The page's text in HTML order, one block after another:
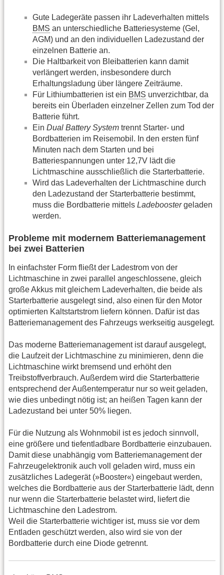
Gute Ladegeräte passen ihr Ladeverhalten mittels
BMS an unterschiedliche Batteriesysteme (Gel,
AGM) und an den individuellen Ladezustand der
einzelnen Batterie an.
Die Haltbarkeit von Bleibatterien kann damit
verlängert werden, insbesondere durch
Erhaltungsladung über längere Zeiträume.
Für Lithiumbatterien ist ein BMS unverzichtbar, da
bereits ein Überladen einzelner Zellen zum Tod der
Batterie führt.
Ein Dual Battery System trennt Starter- und
Bordbatterien im Reisemobil. In den ersten fünf
Minuten nach dem Starten und bei
Batteriespannungen unter 12,7V lädt die
Lichtmaschine ausschließlich die Starterbatterie.
Wird das Ladeverhalten der Lichtmaschine durch
den Ladezustand der Starterbatterie bestimmt,
muss die Bordbatterie mittels Ladeboostergeladen
werden.
Probleme mit modernem Batteriemanagement
bei zwei Batterien
In einfachster Form fließt der Ladestrom von der
Lichtmaschine in zwei parallel angeschlossene, gleich
große Akkus mit gleichem Ladeverhalten, die beide als
Starterbatterie ausgelegt sind, also einen für den Motor
optimierten Kaltstartstrom liefern können. Dafür ist das
Batteriemanagement des Fahrzeugs werkseitig ausgelegt.
Das moderne Batteriemanagement ist darauf ausgelegt,
die Laufzeit der Lichtmaschine zu minimieren, denn die
Lichtmaschine wirkt bremsend und erhöht den
Treibstoffverbrauch. Außerdem wird die Starterbatterie
entsprechend der Außentemperatur nur so weit geladen,
wie dies unbedingt nötig ist; an heißen Tagen kann der
Ladezustand bei unter 50% liegen.
Für die Nutzung als Wohnmobil ist es jedoch sinnvoll,
eine größere und tiefentladbare Bordbatterie einzubauen.
Damit diese unabhängig vom Batteriemanagement der
Fahrzeugelektronik auch voll geladen wird, muss ein
zusätzliches Ladegerät (»Booster«) eingebaut werden,
welches die Bordbatterie aus der Starterbatterie lädt, denn
nur wenn die Starterbatterie belastet wird, liefert die
Lichtmaschine den Ladestrom.
Weil die Starterbatterie wichtiger ist, muss sie vor dem
Entladen geschützt werden, also wird sie von der
Bordbatterie durch eine Diode getrennt.